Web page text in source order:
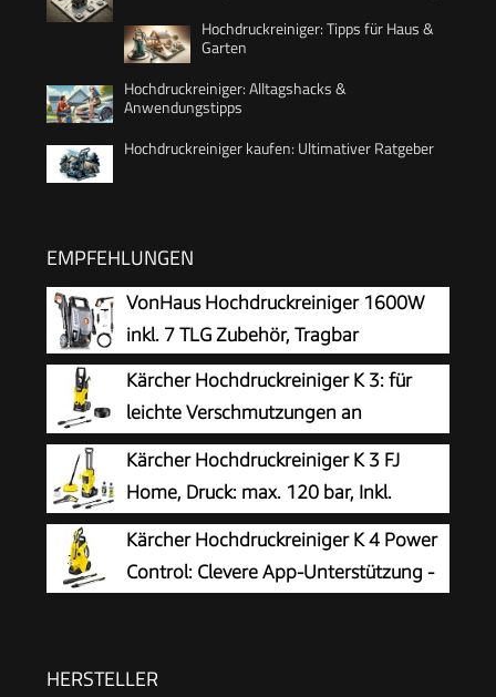
Hochdruckreiniger: Tipps für Haus &
Garten
Hochdruckreiniger: Alltagshacks &
Anwendungstipps
Hochdruckreiniger kaufen: Ultimativer Ratgeber
EMPFEHLUNGEN
VonHaus Hochdruckreiniger 1600W
inkl. 7 TLG Zubehör, Tragbar
Kärcher Hochdruckreiniger K 3: für
leichte Verschmutzungen an
Fahrrädern, Gartenzäunen,
Motorrädern & Co. Flächenleistung 25 m²/h. Mit
Pistole, 6 m Hochdruckschlauch und Vario
Power-Strahlrohr Gelb
Kärcher Hochdruckreiniger K 3 FJ
Home, Druck: max. 120 bar, Inkl.
Schaumdüse für gut haftenden
Schaum und höchste Schmutzlösekraft &
HomeKit, gelb
Kärcher Hochdruckreiniger K 4 Power
Control: Clevere App-Unterstützung -
HERSTELLER